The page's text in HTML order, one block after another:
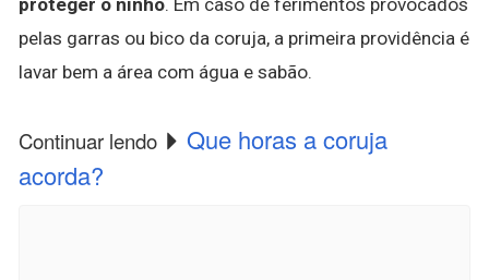
proteger o ninho. Em caso de ferimentos provocados
pelas garras ou bico da coruja, a primeira providência é
lavar bem a área com água e sabão.
Continuar lendo
Que horas a coruja
acorda?